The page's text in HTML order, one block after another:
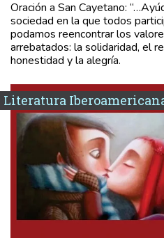
Oración a San Cayetano:
sociedad en la que todos
podamos reencontrar los
arrebatados: la solidaridad, el
honestidad y la alegría.
Literatura